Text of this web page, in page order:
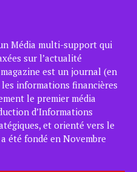
Média multi-support qui
sur l’actualité
est un journal (en
informations financières
le premier média
d’Informations
et orienté vers le
été fondé en Novembre